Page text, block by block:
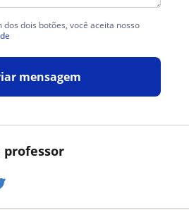
dois botões, você aceita nosso
mensagem